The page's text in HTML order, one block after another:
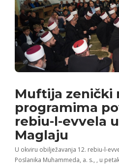
Muftija zenički
programima
rebiu-l-evvela
Maglaju
U okviru obilježavanja 12. rebiu-l-
Poslanika Muhammeda, a. s., , u